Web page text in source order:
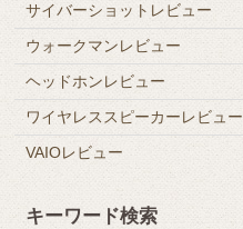
サイバーショットレビュー
ウォークマンレビュー
ヘッドホンレビュー
ワイヤレススピーカーレビュー
VAIOレビュー
キーワード検索